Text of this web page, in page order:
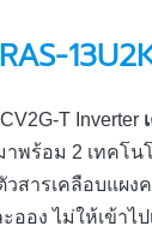
T Inverter
พร้อม 2 เทคโ
วสารเคลือบแผง
อง ไม่ให้เข้าไ